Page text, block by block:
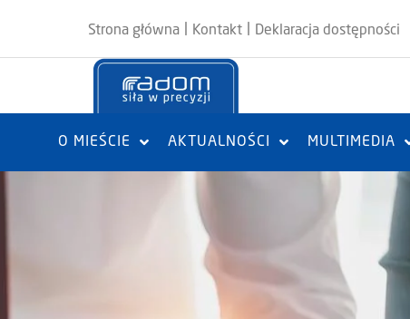
Strona główna Kontakt Deklaracja dostępności
O MIEŚCIE AKTUALNOŚCI MULTIMEDIA